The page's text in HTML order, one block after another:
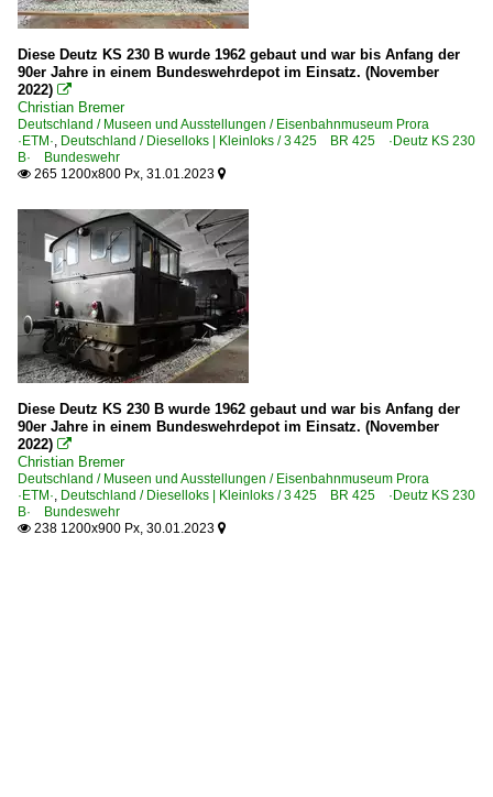
Diese Deutz KS 230 B wurde 1962 gebaut und war bis Anfang der
90er Jahre in einem Bundeswehrdepot im Einsatz. (November
2022) 
Christian Bremer
Deutschland / Museen und Ausstellungen / Eisenbahnmuseum Prora
·ETM·, Deutschland / Dieselloks | Kleinloks / 3 425 BR 425 ·Deutz KS 230
B· Bundeswehr
 265 1200x800 Px, 31.01.2023 
Diese Deutz KS 230 B wurde 1962 gebaut und war bis Anfang der
90er Jahre in einem Bundeswehrdepot im Einsatz. (November
2022) 
Christian Bremer
Deutschland / Museen und Ausstellungen / Eisenbahnmuseum Prora
·ETM·, Deutschland / Dieselloks | Kleinloks / 3 425 BR 425 ·Deutz KS 230
B· Bundeswehr
 238 1200x900 Px, 30.01.2023 